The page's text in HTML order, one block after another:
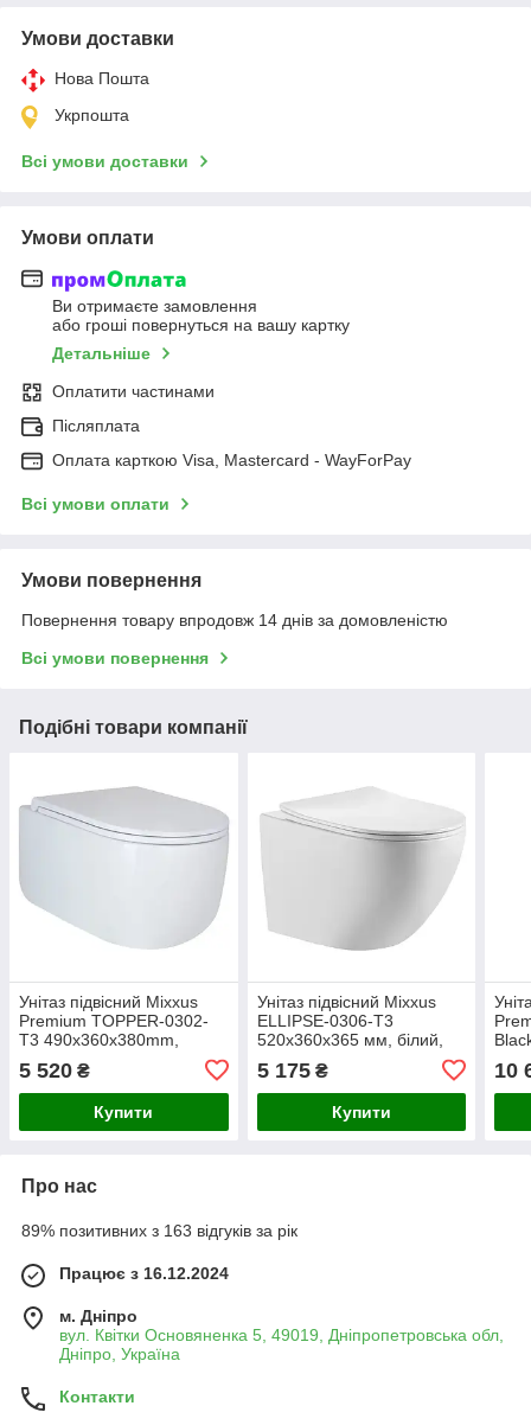
Умови доставки
Нова Пошта
Укрпошта
Всі умови доставки
Умови оплати
Ви отримаєте замовлення
або гроші повернуться на вашу картку
Детальніше
Оплатити частинами
Післяплата
Оплата карткою Visa, Mastercard - WayForPay
Всі умови оплати
Умови повернення
Повернення товару впродовж 14 днів за домовленістю
Всі умови повернення
Подібні товари компанії
Унітаз підвісний Mixxus
Premium TOPPER-0302-
T3 490х360х380mm,
система змиву TORNADO
3.0 (MP6599)
5 520 ₴
Купити
Унітаз підвісний Mixxus
ELLIPSE-0306-T3
520x360x365 мм, білий,
3.0, комплект з сидінням
5 175₴
Купити
10
Про нас
89% позитивних з 163 відгуків за рік
Працює з 16.12.2024
м. Дніпро
вул. Квітки Основяненка 5, 49019, Дніпропетровська обл,
Дніпро, Україна
Контакти